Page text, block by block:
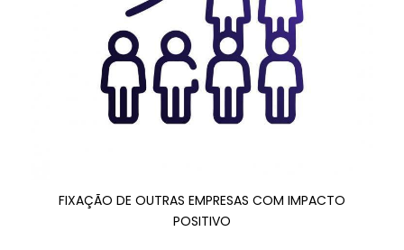
FIXAÇÃO DE OUTRAS EMPRESAS COM IMPACTO
POSITIVO